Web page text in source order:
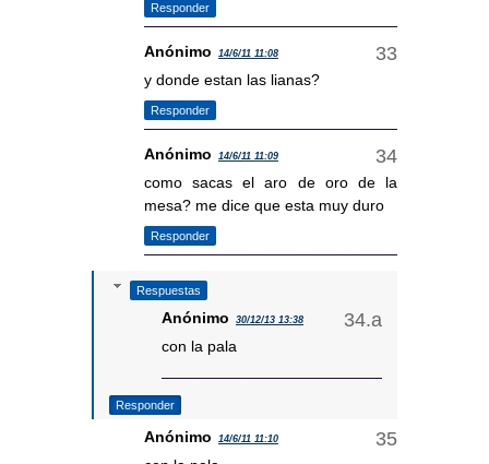
Responder
Anónimo 14/6/11 11:08
y donde estan las lianas?
Responder
Anónimo 14/6/11 11:09
como sacas el aro de oro de la
mesa? me dice que esta muy duro
Responder
Respuestas
Anónimo 30/12/13 13:38
con la pala
Responder
Anónimo 14/6/11 11:10